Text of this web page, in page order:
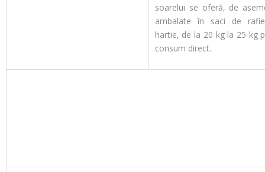
soarelui se oferă, de
ambalate în saci de
hartie, de la 20 kg la 25 kg
consum direct.